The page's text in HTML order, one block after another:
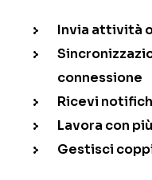
Invia attività
connessione
Ricevi
Lavora con
Gestisci